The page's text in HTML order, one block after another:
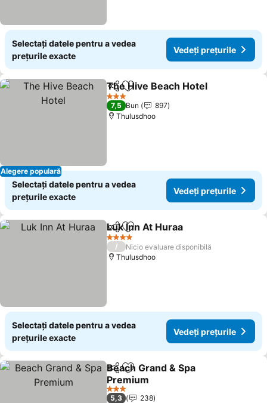
Selectați datele pentru a vedea
prețurile exacte
Vedeți prețurile
Alegere populară
DistribuițiAdăugaţi la favorite
The Hive Beach Hotel
3 Stele
7,5 Bun
897
Thulusdhoo
Selectați datele pentru a vedea
prețurile exacte
Vedeți prețurile
DistribuițiAdăugaţi la favorite
Luk Inn At Huraa
4 Stele
/
Nicio evaluare disponibilă
Thulusdhoo
Selectați datele pentru a vedea
prețurile exacte
Vedeți prețurile
DistribuițiAdăugaţi la favorite
Beach Grand & Spa
Premium
Vedeți prețurile
3 Stele
5,3
238